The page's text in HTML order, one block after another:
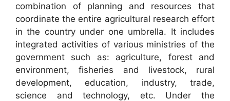
combination of planning and resources that
coordinate the entire agricultural research effort
in the country under one umbrella. It includes
integrated activities of various ministries of the
government such as: agriculture, forest and
environment, fisheries and livestock, rural
development, education, industry, trade,
science and technology, etc. Under the